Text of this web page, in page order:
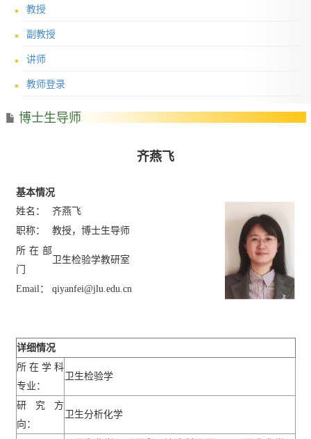
教授
副教授
讲师
教师登录
博士生导师
齐燕飞
基本情况
姓名：
齐燕飞
职称：
教授，博士生导师
所在部
门
卫生检验学教研室
Email ： qiyanfei@jlu.edu.cn
详细情况
所在学科
专业：
卫生检验学
研究方
向：
卫生分析化学